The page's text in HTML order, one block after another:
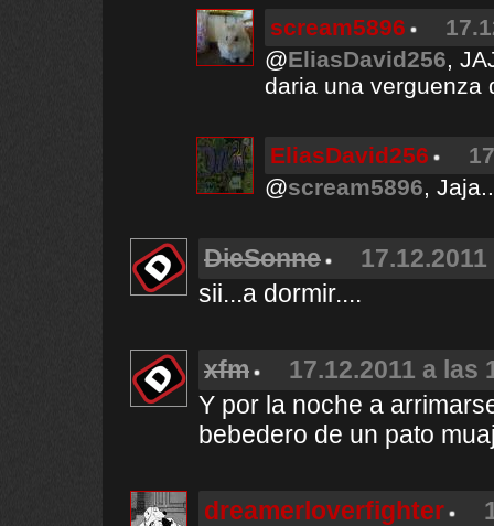
scream5896
@EliasDavid256,
daria una verguenza
EliasDavid256
@scream5896,
DieSonne
sii...a dormir....
xfm
17.12.2011 a las
Y por la noche a
bebedero de un pato
dreamerloverfighter